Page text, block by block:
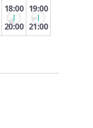
18:00
20:00
19:00
21:00